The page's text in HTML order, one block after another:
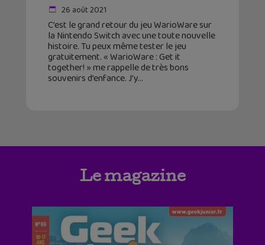
26 août 2021
C’est le grand retour du jeu WarioWare sur
la Nintendo Switch avec une toute nouvelle
histoire. Tu peux même tester le jeu
gratuitement. « WarioWare : Get it
together! » me rappelle de très bons
souvenirs d’enfance. J’y
Le magazine